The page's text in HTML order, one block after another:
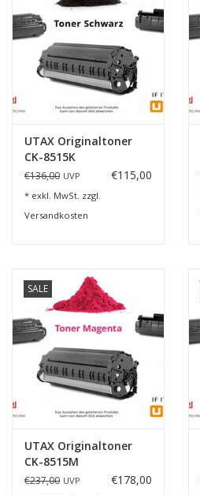
UTAX Originaltoner
CK-8515K
€136,00 UVP €115,00
* exkl. MwSt. zzgl.
Versandkosten
SALE
UTAX Originaltoner
CK-8515M
€237,00 UVP €178,00